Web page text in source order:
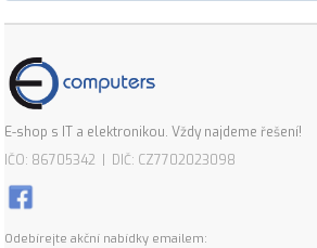
E-shop s IT a elektronikou. Vždy najdeme řešení!
IČO: 86705342 | DIČ: CZ7702023098
Odebírejte akční nabídky emailem: